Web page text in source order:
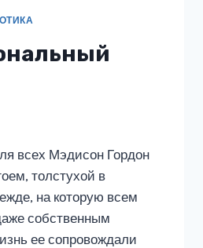
всех Мэдисон Гордон
толстухой в
на которую всем
собственным
ее сопровождали